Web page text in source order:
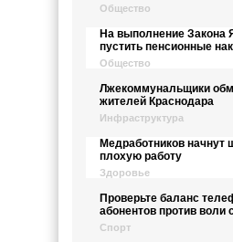
Общество
На выполнение Закона
пустить пенсионные
Общество
Лжекоммунальщики
жителей Краснодара
Инфраструктура
Медработников начнут
плохую работу
Здоровье
Проверьте баланс
абонентов против воли
Спорт